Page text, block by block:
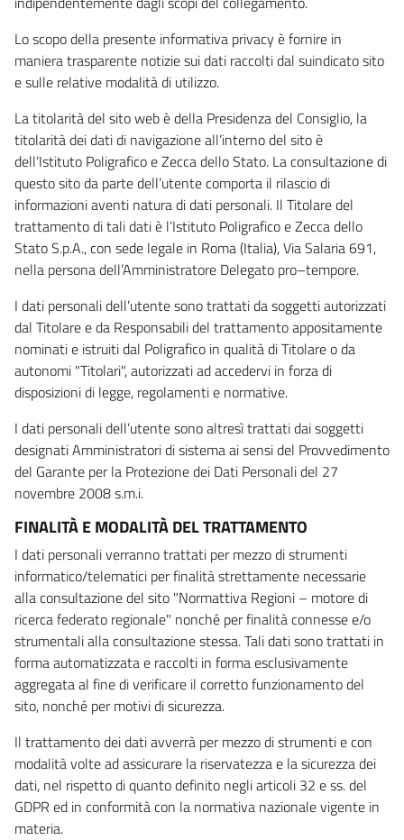
Lo scopo della presente informativa privacy è fornire in
maniera trasparente notizie sui dati raccolti dal suindicato sito
e sulle relative modalità di utilizzo.
La titolarità del sito web è della Presidenza del Consiglio, la
titolarità dei dati di navigazione all’interno del sito è
dell’Istituto Poligrafico e Zecca dello Stato. La consultazione di
questo sito da parte dell’utente comporta il rilascio di
informazioni aventi natura di dati personali. Il Titolare del
trattamento di tali dati è l’Istituto Poligrafico e Zecca dello
Stato S.p.A., con sede legale in Roma (Italia), Via Salaria 691,
nella persona dell’Amministratore Delegato pro–tempore.
I dati personali dell’utente sono trattati da soggetti autorizzati
dal Titolare e da Responsabili del trattamento appositamente
nominati e istruiti dal Poligrafico in qualità di Titolare o da
autonomi "Titolari", autorizzati ad accedervi in forza di
disposizioni di legge, regolamenti e normative.
I dati personali dell’utente sono altresì trattati dai soggetti
designati Amministratori di sistema ai sensi del Provvedimento
del Garante per la Protezione dei Dati Personali del 27
novembre 2008 s.m.i.
FINALITÀ E MODALITÀ DEL TRATTAMENTO
I dati personali verranno trattati per mezzo di strumenti
informatico/telematici per finalità strettamente necessarie
alla consultazione del sito "Normattiva Regioni – motore di
ricerca federato regionale" nonché per finalità connesse e/o
strumentali alla consultazione stessa. Tali dati sono trattati in
forma automatizzata e raccolti in forma esclusivamente
aggregata al fine di verificare il corretto funzionamento del
sito, nonché per motivi di sicurezza.
Il trattamento dei dati avverrà per mezzo di strumenti e con
modalità volte ad assicurare la riservatezza e la sicurezza dei
dati, nel rispetto di quanto definito negli articoli 32 e ss. del
GDPR ed in conformità con la normativa nazionale vigente in
materia.